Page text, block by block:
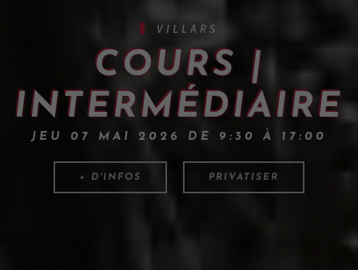
VILLARS
COURS |
INTERMÉDIAIRE
JEU 07 MAI 2026 DE 9:30 À 17:00
+ D'INFOS PRIVATISER